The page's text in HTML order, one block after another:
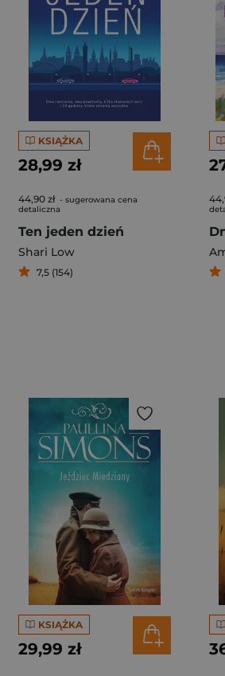
KSIĄŻKA
28,99 zł
44,90 zł - sugerowana cena
detaliczna
Ten jeden dzień
Shari Low
7,5 (154)
KSIĄŻKA
29,99 zł